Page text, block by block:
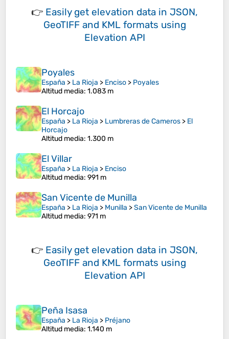
👉 Easily get elevation data in JSON,
GeoTIFF and KML formats using
Elevation API
Poyales
España > La Rioja > Enciso > Poyales
Altitud media: 1.083 m
El Horcajo
España > La Rioja > Lumbreras de Cameros > El
Horcajo
Altitud media: 1.300 m
El Villar
España > La Rioja > Enciso
Altitud media: 991 m
San Vicente de Munilla
España > La Rioja > Munilla >San Vicente de Munilla
Altitud media: 971 m
👉 Easily get elevation data in JSON,
GeoTIFF and KML formats using
Elevation API
Peña Isasa
España > La Rioja > Préjano
Altitud media: 1.140 m